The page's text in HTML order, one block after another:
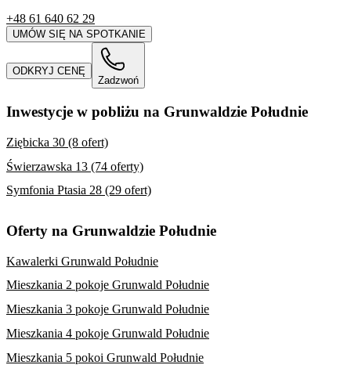
+48 61 640 62 29
UMÓW SIĘ NA SPOTKANIE
ODKRYJ CENĘ
Zadzwoń
Inwestycje w pobliżu na Grunwaldzie Południe
Ziębicka 30 (8 ofert)
Świerzawska 13 (74 oferty)
Symfonia Ptasia 28 (29 ofert)
Oferty na Grunwaldzie Południe
Kawalerki Grunwald Południe
Mieszkania 2 pokoje Grunwald Południe
Mieszkania 3 pokoje Grunwald Południe
Mieszkania 4 pokoje Grunwald Południe
Mieszkania 5 pokoi Grunwald Południe